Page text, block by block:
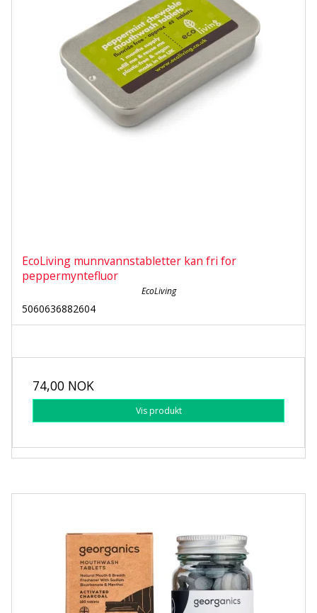
EcoLiving munnvannstabletter kan fri for
peppermyntefluor
EcoLiving
5060636882604
74,00 NOK
Vis produkt